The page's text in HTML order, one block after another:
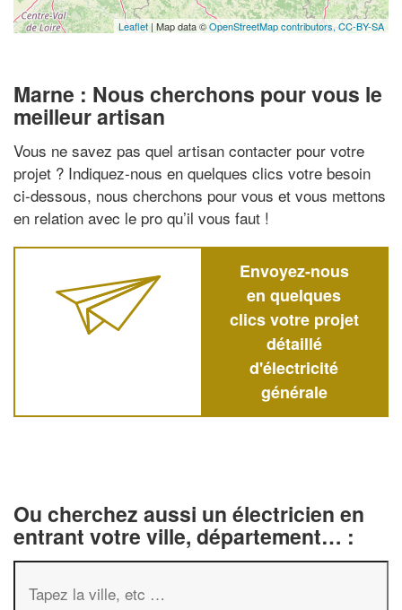
Leaflet | Map data ©OpenStreetMap contributors, CC-BY-SA
Marne : Nous cherchons pour vous le
meilleur artisan
Vous ne savez pas quel artisan contacter pour votre
projet ? Indiquez-nous en quelques clics votre besoin
ci-dessous, nous cherchons pour vous et vous mettons
en relation avec le pro qu’il vous faut !
Envoyez-nous
en quelques
clics votre projet
détaillé
d'électricité
générale
Ou cherchez aussi un électricien en
entrant votre ville, département… :